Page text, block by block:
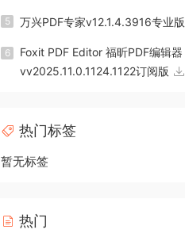
5 万兴PDF专家v12.1.4.3916专业版
6
Foxit PDF Editor 福昕PDF编辑器
vv2025.11.0.1124.1122订阅版
热门标签
暂无标签
热门